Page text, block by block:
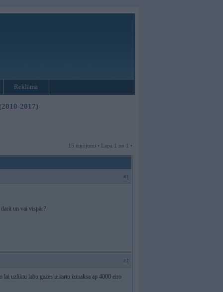
Reklāma
2017)
15 ziņojumi • Lapa 1 no 1 •
#1
un vai vispār?
#2
uzliktu labu gazes iekartu izmaksa ap 4000 eiro